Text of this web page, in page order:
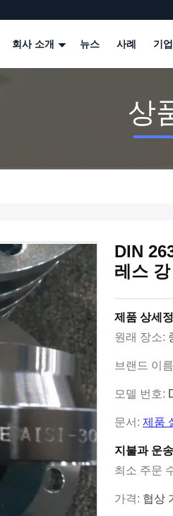
회사 소개 뉴스 사례 기
상
DIN
레스 강
제품 상세
원래 장소:
브랜드 이
모델 번호:
문서: 제품
지불과 운
최소 주문
가격: 협상